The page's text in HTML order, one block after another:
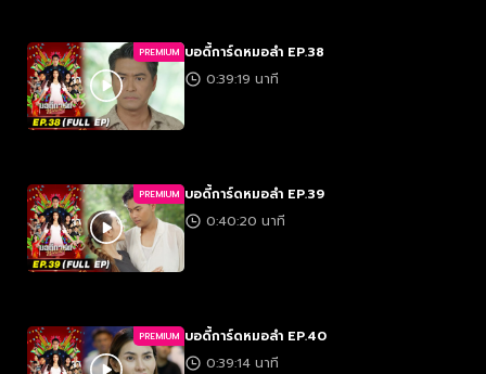
PREMIUM บอดี้การ์ดหมอลำ EP.38
0:39:19 นาที
PREMIUM บอดี้การ์ดหมอลำ EP.39
0:40:20 นาที
PREMIUM บอดี้การ์ดหมอลำ EP.40
0:39:14 นาที